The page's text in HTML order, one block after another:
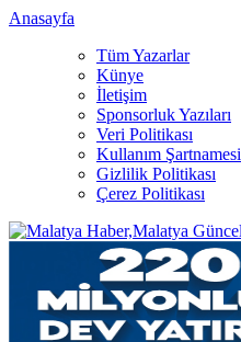
Anasayfa
Tüm Yazarlar
Künye
İletişim
Sponsorluk Yazıları
Veri Politikası
Kullanım Şartnamesi
Gizlilik Politikası
Çerez Politikası